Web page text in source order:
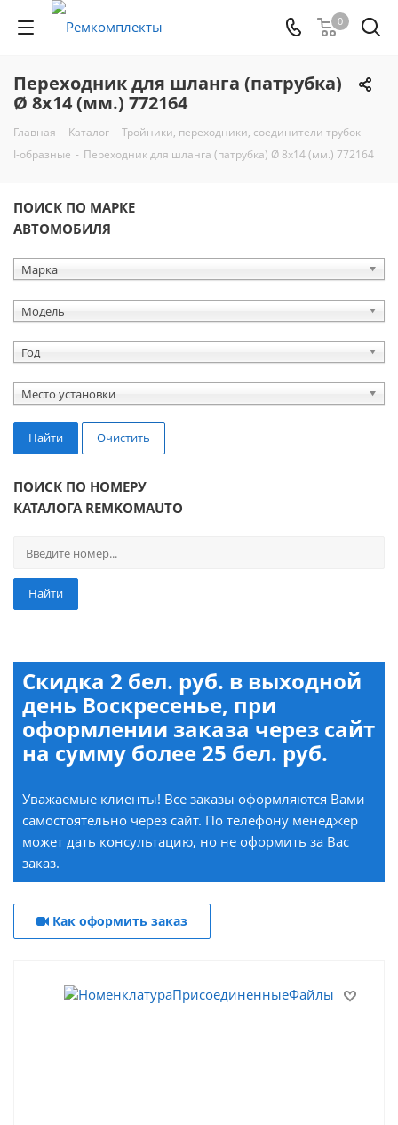
0
Переходник для шланга (патрубка)
Ø 8х14 (мм.) 772164
Главная - Каталог - Тройники, переходники, соединители трубок -
I-образные - Переходник для шланга (патрубка) Ø 8х14 (мм.) 772164
ПОИСК ПО МАРКЕ
АВТОМОБИЛЯ
Марка
Модель
Год
Место установки
Найти Очистить
ПОИСК ПО НОМЕРУ
КАТАЛОГА REMKOMAUTO
Найти
Скидка 2 бел. руб. в выходной
день Воскресенье, при
оформлении заказа через сайт
на сумму более 25 бел. руб.
Уважаемые клиенты! Все заказы оформляются Вами
самостоятельно через сайт. По телефону менеджер
может дать консультацию, но не оформить за Вас
заказ.
Как оформить заказ